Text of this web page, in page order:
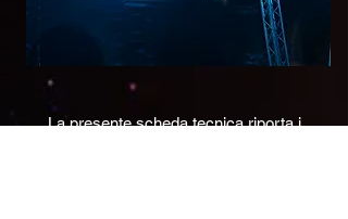
La presente scheda tecnica riporta i